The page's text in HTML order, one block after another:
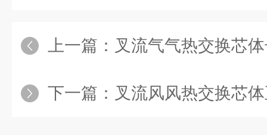
上一篇： 叉流气气热交换芯
下一篇： 叉流风风热交换芯